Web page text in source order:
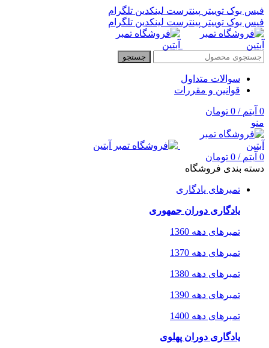
فیس بوک توییتر پینترست لینکدین تلگرام
فیس بوک توییتر پینترست لینکدین تلگرام
جستجو
سوالات متداول
قوانین و مقررات
0 آیتم /
0 تومان
منو
0 آیتم /
0 تومان
دسته بندی فروشگاه
تمبرهای یادگاری
یادگاری دوران جمهوری
تمبرهای دهه 1360
تمبرهای دهه 1370
تمبرهای دهه 1380
تمبرهای دهه 1390
تمبرهای دهه 1400
یادگاری دوران پهلوی